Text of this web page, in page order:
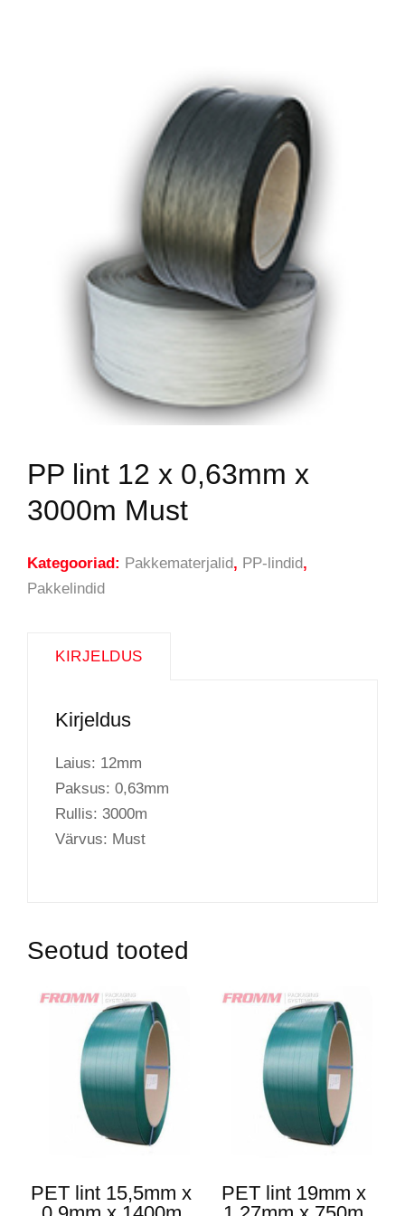
PP lint 12 x 0,63mm x
3000m Must
Kategooriad: Pakkematerjalid, PP-lindid,
Pakkelindid
KIRJELDUS
Kirjeldus
Laius: 12mm
Paksus: 0,63mm
Rullis: 3000m
Värvus: Must
Seotud tooted
PET lint 15,5mm x
PET lint 19mm x